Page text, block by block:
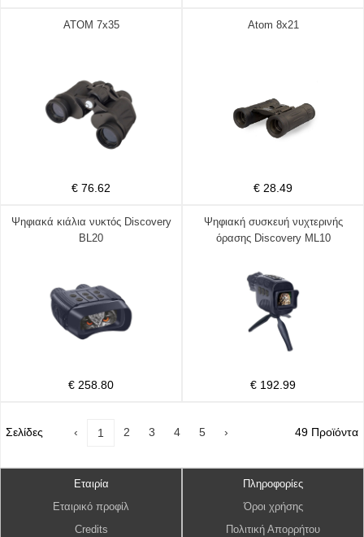
ATOM 7x35
€ 76.62
Atom 8x21
€ 28.49
Ψηφιακά κιάλια νυκτός Discovery
BL20
€ 258.80
Ψηφιακή συσκευή νυχτερινής
όρασης Discovery ML10
€ 192.99
Σελίδες ‹ 1 2 3 4 5 › 49 Προϊόντα
Εταιρία
Εταιρικό προφίλ
Credits
Πληροφορίες
Όροι χρήσης
Πολιτική Απορρήτου